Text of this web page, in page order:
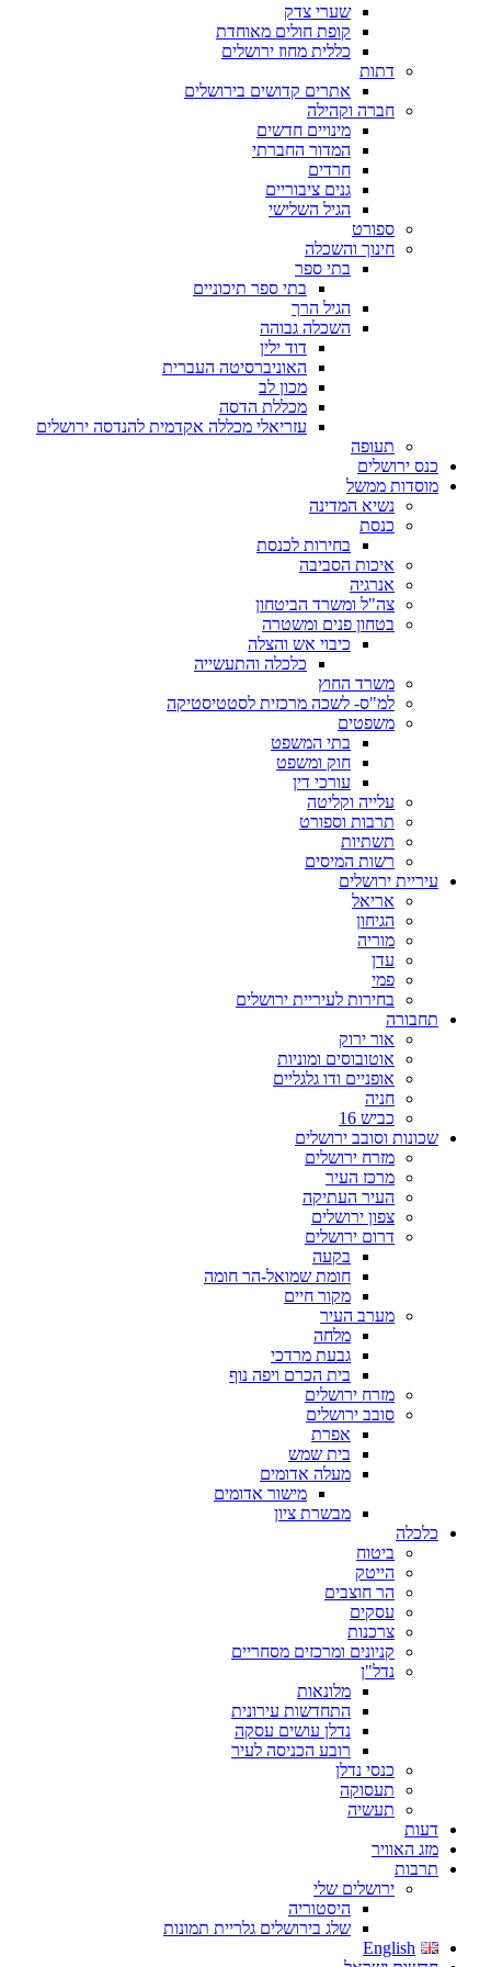
שערי צדק
קופת חולים מאוחדת
כללית מחוז ירושלים
דתות
אתרים קדושים בירושלים
חברה וקהילה
מינויים חדשים
המדור החברתי
חרדים
גנים ציבוריים
הגיל השלישי
ספורט
חינוך והשכלה
בתי ספר
בתי ספר תיכוניים
הגיל הרך
השכלה גבוהה
דוד ילין
האוניברסיטה העברית
מכון לב
מכללת הדסה
עזריאלי מכללה אקדמית להנדסה ירושלים
תעופה
כנס ירושלים
מוסדות ממשל
נשיא המדינה
כנסת
בחירות לכנסת
איכות הסביבה
אנרגיה
צה"ל ומשרד הביטחון
בטחון פנים ומשטרה
כיבוי אש והצלה
כלכלה והתעשייה
משרד החוץ
למ"ס- לשכה מרכזית לסטטיסטיקה
משפטים
בתי המשפט
חוק ומשפט
עורכי דין
עלייה וקליטה
תרבות וספורט
תשתיות
רשות המיסים
עיריית ירושלים
אריאל
הגיחון
מוריה
עדן
פמי
בחירות לעיריית ירושלים
תחבורה
אור ירוק
אוטובוסים ומוניות
אופניים ודו גלגליים
חניה
כביש 16
שכונות וסובב ירושלים
מזרח ירושלים
מרכז העיר
העיר העתיקה
צפון ירושלים
דרום ירושלים
בקעה
חומת שמואל-הר חומה
מקור חיים
מערב העיר
מלחה
גבעת מרדכי
בית הכרם ויפה נוף
מזרח ירושלים
סובב ירושלים
אפרת
בית שמש
מעלה אדומים
מישור אדומים
מבשרת ציון
כלכלה
ביטוח
הייטק
הר חוצבים
עסקים
צרכנות
קניונים ומרכזים מסחריים
נדל"ן
מלונאות
התחדשות עירונית
נדלן עושים עסקה
רובע הכניסה לעיר
כנסי נדלן
תעסוקה
תעשיה
דעות
מזג האוויר
תרבות
ירושלים שלי
היסטוריה
שלג בירושלים גלריית תמונות
English